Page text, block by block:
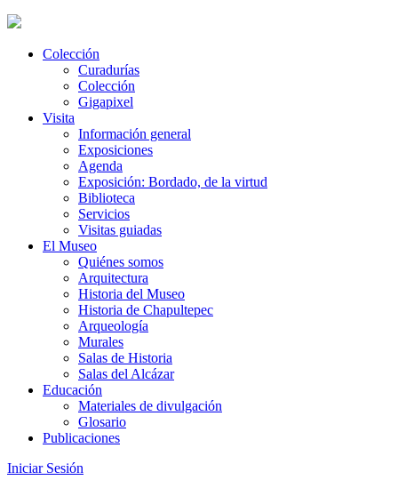
Colección
Curadurías
Colección
Gigapixel
Visita
Información general
Exposiciones
Agenda
Exposición: Bordado, de la virtud
Biblioteca
Servicios
Visitas guiadas
El Museo
Quiénes somos
Arquitectura
Historia del Museo
Historia de Chapultepec
Arqueología
Murales
Salas de Historia
Salas del Alcázar
Educación
Materiales de divulgación
Glosario
Publicaciones
Iniciar Sesión